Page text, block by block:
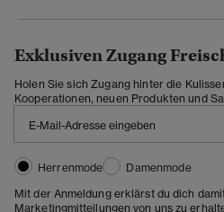
Exklusiven Zugang
Holen Sie sich Zugang hinter die
Kooperationen, neuen Produkten und
Herrenmode
Damenmode
Mit der Anmeldung erklärst du dich
Marketingmitteilungen von uns zu